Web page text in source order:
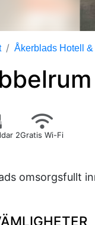
Åkerblads Hotell &
2Gratis Wi-Fi
omsorgsfullt